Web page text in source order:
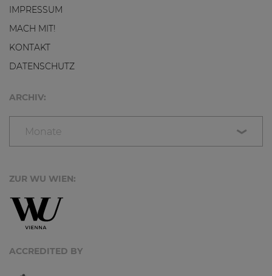
IMPRESSUM
MACH MIT!
KONTAKT
DATENSCHUTZ
ARCHIV:
Monate
ZUR WU WIEN:
ACCREDITED BY